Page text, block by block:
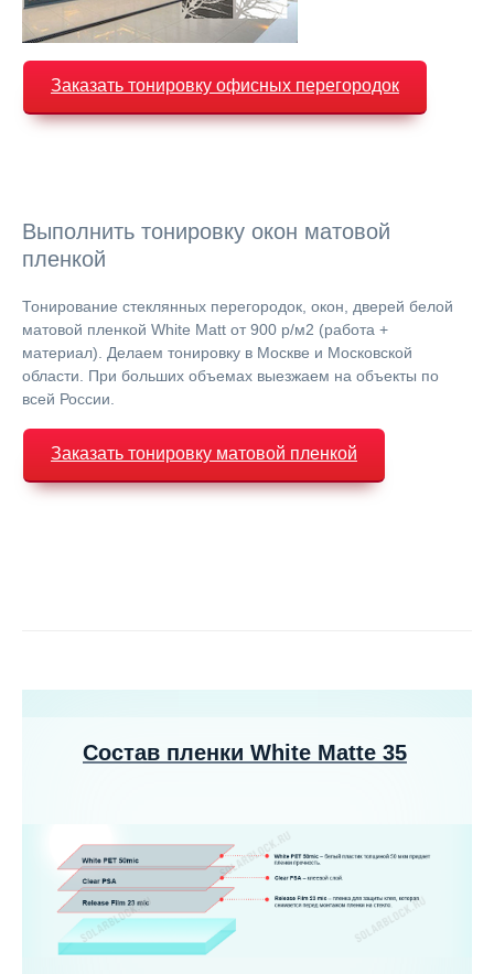
Заказать тонировку офисных перегородок
Выполнить тонировку окон матовой
пленкой
Тонирование стеклянных перегородок, окон, дверей белой
матовой пленкой White Matt от 900 р/м2 (работа +
материал). Делаем тонировку в Москве и Московской
области. При больших объемах выезжаем на объекты по
всей России.
Заказать тонировку матовой пленкой
Состав пленки White Matte 35